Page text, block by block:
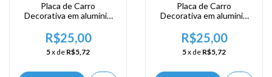
Placa de Carro
Decorativa em alumínio
Ásiatico - Singapura -
Singapore
R$25,00
5x de R$5,72
Placa de Carro
Decorativa em alumínio
Ásiatico - Singapura -
Singapore
R$25,00
5x de R$5,72